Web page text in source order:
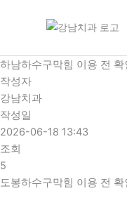
로
건
너
뛰
기
하남하수구막힘 이용 전
작성자
강남치과
작성일
2026-06-18 13:43
조회
5
도봉하수구막힘 이용 전